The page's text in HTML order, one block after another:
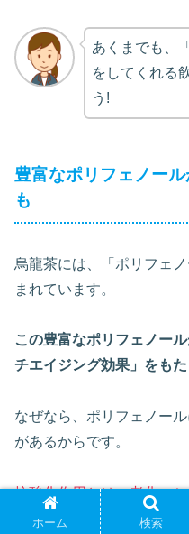
あくまでも、
をしてくれる
う!
豊富なポリフェノー
も
烏龍茶には、「ポリフェ
まれています。
この豊富なポリフェノー
チエイジング効果」をもた
なぜなら、ポリフェノー
があるからです。
抗酸化作用とは、老化・
因になる「活性酸素」か
ホーム 検索